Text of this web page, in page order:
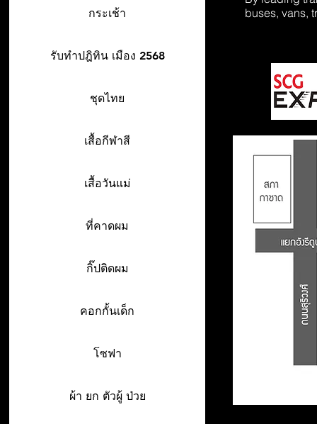
กระเช้า
รับทำปฎิทิน เมือง 2568
ชุดไทย
เสื้อกีฬาสี
เสื้อวันแม่
ที่คาดผม
กิ๊ปติดผม
คอกกั้นเด็ก
โซฟา
ผ้า ยก ตัวผู้ ป่วย
buses, vans,